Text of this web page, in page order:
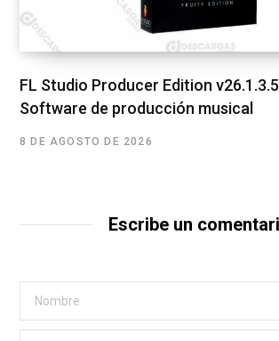
FL Studio Producer Edition
Software de producción musical
8 DE AGOSTO DE 2026
Escribe un